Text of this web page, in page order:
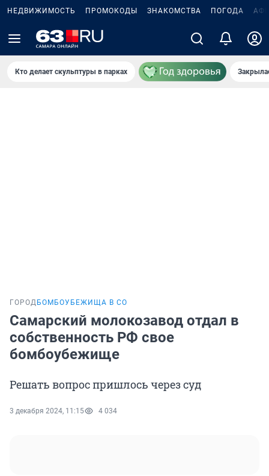
НЕДВИЖИМОСТЬ ПРОМОКОДЫ ЗНАКОМСТВА ПОГОДА
Кто делает скульптуры в парках
ГОРОД БОМБОУБЕЖИЩА В СО
Самарский молокозавод отдал в
собственность РФ свое
бомбоубежище
Решать вопрос пришлось через суд
3 декабря 2024, 11:15 4 034